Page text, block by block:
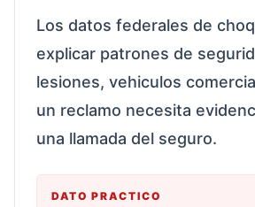
Los datos federales de
explicar patrones de
lesiones, vehiculos
un reclamo necesita
una llamada del seguro.
DATO PRACTICO